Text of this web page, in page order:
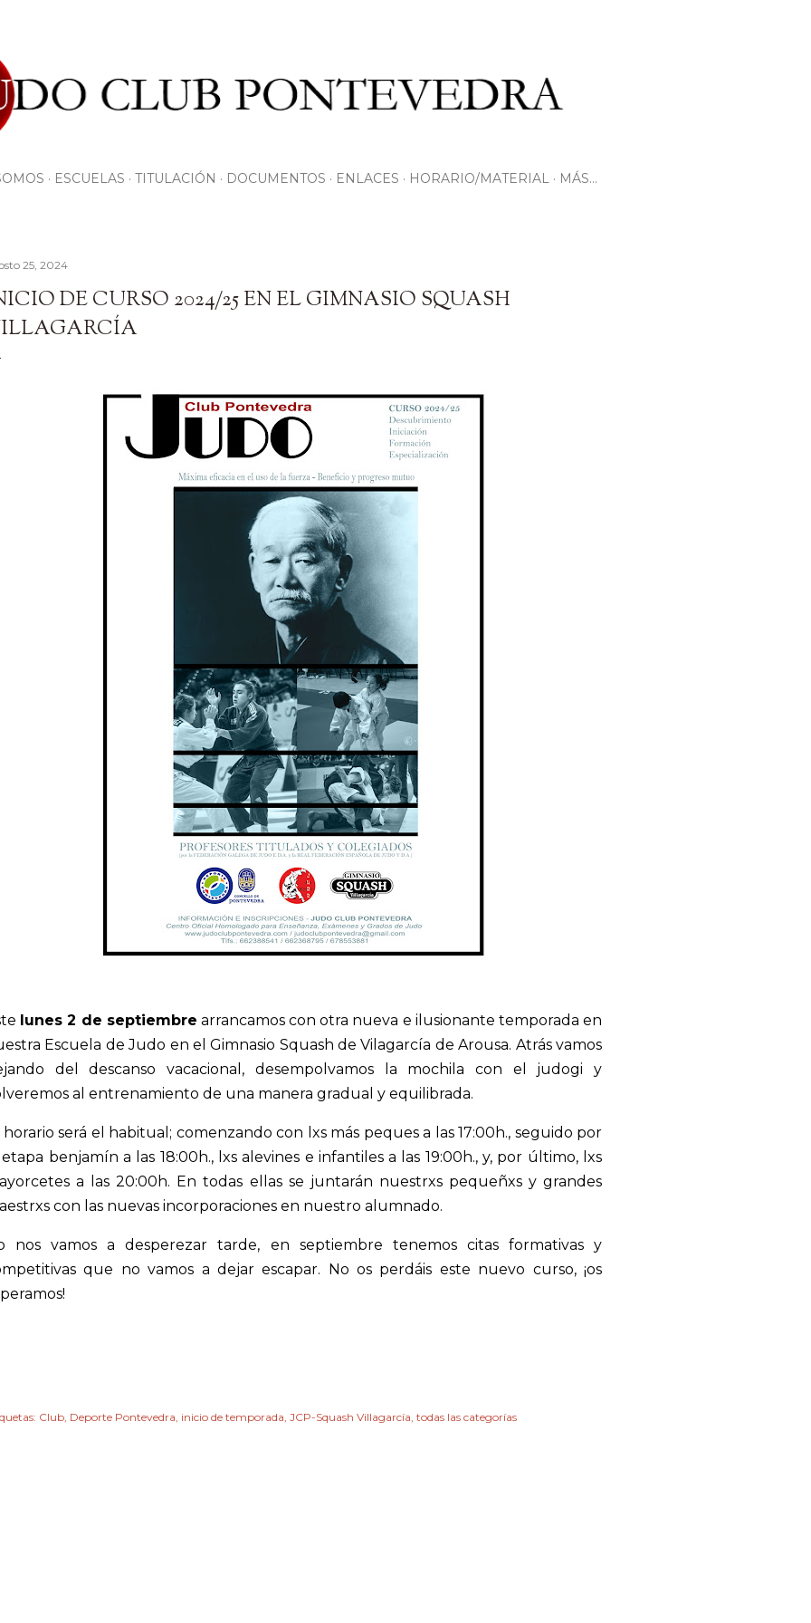
ESCUELAS TITULACIÓN DOCUMENTOS ENLACES HORARIO/MATERIAL MÁS…
25, 2024
DE CURSO 2024/25 EN EL GIMNASIO SQUASH
lunes 2 de septiembre arrancamos con otra nueva e ilusionante temporada en
Escuela de Judo en el Gimnasio Squash de Vilagarcía de Arousa. Atrás vamos
del descanso vacacional, desempolvamos la mochila con el judogi y
al entrenamiento de una manera gradual y equilibrada.
horario será el habitual; comenzando con lxs más peques a las 17:00h., seguido por
etapa benjamín a las 18:00h., lxs alevines e infantiles a las 19:00h., y, por último, lxs
a las 20:00h. En todas ellas se juntarán nuestrxs pequeñxs y grandes
con las nuevas incorporaciones en nuestro alumnado.
nos vamos a desperezar tarde, en septiembre tenemos citas formativas y
que no vamos a dejar escapar. No os perdáis este nuevo curso, ¡os
Club Deporte Pontevedra inicio de temporada JCP-Squash Villagarcía todas las categorías